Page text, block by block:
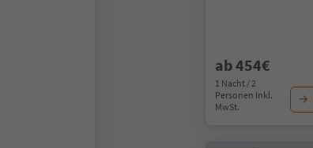
ab 454€
1 Nacht / 2
Personen Inkl.
MwSt.